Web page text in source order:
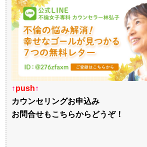
↑push↑
カウンセリングお申込み
お問合せもこちらからどうぞ！